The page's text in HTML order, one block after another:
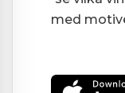
med